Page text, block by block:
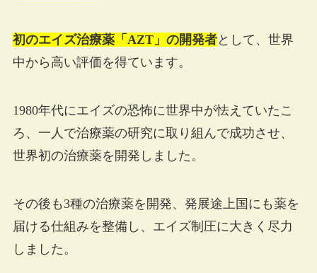
初のエイズ治療薬「AZT」の開発者として、世界
中から高い評価を得ています。
1980年代にエイズの恐怖に世界中が怯えていたこ
ろ、一人で治療薬の研究に取り組んで成功させ、
世界初の治療薬を開発しました。
その後も3種の治療薬を開発、発展途上国にも薬を
届ける仕組みを整備し、エイズ制圧に大きく尽力
しました。